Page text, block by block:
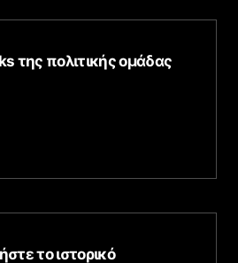
της πολιτικής ομάδας
το ιστορικό